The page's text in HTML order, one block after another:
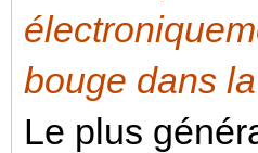
bouge dans
Le plus